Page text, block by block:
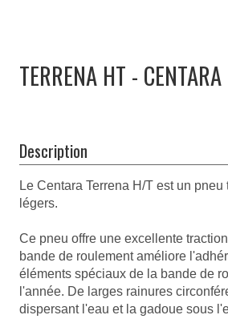
TERRENA HT - CENTARA
Description
Le Centara Terrena H/T est un
légers.
Ce pneu offre une excellente
bande de roulement améliore
éléments spéciaux de la bande de
l'année. De larges rainures
dispersant l'eau et la gadoue sous